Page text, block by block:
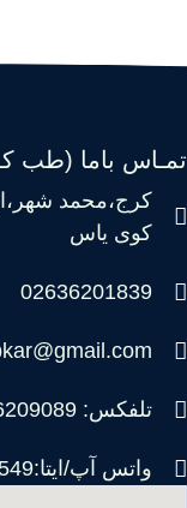
تمـاس باما (طب
کرج،محمد
کوی یاس
02636201839
تلفکس: 02636209089
واتس آپ/ایتا:09309783549